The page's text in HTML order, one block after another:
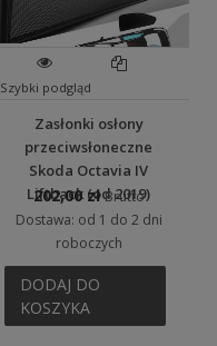
Szybki podgląd
Zasłonki osłony
przeciwsłoneczne
Skoda Octavia IV
Liftback (od 2019)
202,00 zł Brutto
Dostawa: od 1 do 2 dni
roboczych
DODAJ DO
KOSZYKA